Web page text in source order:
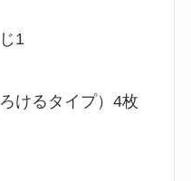
1
けるタイプ）4枚